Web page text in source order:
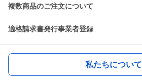
複数商品のご注文について
適格請求書発行事業者登録
私たちについて